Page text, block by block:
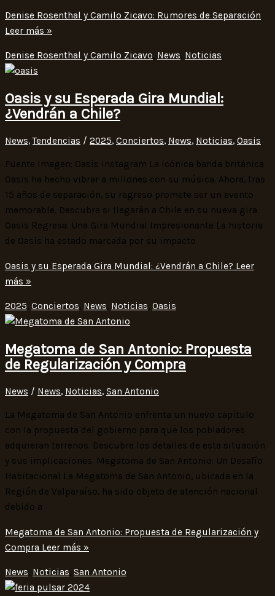
Denise Rosenthal y Camilo Zicavo: Rumores de Separación
Leer más »
Denise Rosenthal y Camilo Zicavo, News, Noticias
Oasis y su Esperada Gira Mundial:
¿Vendrán a Chile?
News,Tendencias / 2025, Conciertos, News, Noticias, Oasis
Fuente Imagen: Oasis Instagram La icónica banda británica
Oasis ha hecho vibrar a millones con su música. Ahora, tras
15 años de separación, su regreso promete ser un evento
memorable. Descubre si llegarán a Chile en su nueva gira.
Oasis Regresa: Una Gira Mundial Impresionante La historia
de Oasis ha estado marcada por su impacto
Oasis y su Esperada Gira Mundial: ¿Vendrán a Chile? Leer
más »
2025, Conciertos, News, Noticias, Oasis
Megatoma de San Antonio: Propuesta
de Regularización y Compra
News / News, Noticias, San Antonio
La Megatoma de San Antonio enfrenta un nuevo capítulo
con la propuesta del gobierno para que los pobladores
adquieran terrenos. Descubre los detalles de esta situación
y sus implicaciones. Megatoma de San Antonio: Un Desafío
Habitacional La Megatoma de San Antonio, ubicada en la
Región de Valparaíso, ha sido objeto de atención nacional
debido a
Megatoma de San Antonio: Propuesta de Regularización y
Compra Leer más »
News, Noticias, San Antonio